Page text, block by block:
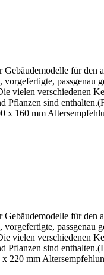
für
passgenau
vielen verschiedenen
sind
x 160 mm
für
passgenau
vielen verschiedenen
sind
220 mm